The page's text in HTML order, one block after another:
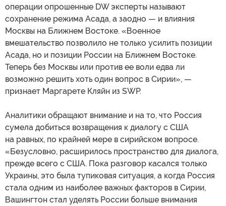
операции опрошенные DW эксперты называют
сохранение режима Асада, а заодно — и влияния
Москвы на Ближнем Востоке. «Военное
вмешательство позволило не только усилить позиции
Асада, но и позиции России на Ближнем Востоке.
Теперь без Москвы или против ее воли едва ли
возможно решить хоть один вопрос в Сирии», —
признает Маргарете Кляйн из SWP.
Аналитики обращают внимание и на то, что Россия
сумела добиться возвращения к диалогу с США
на равных, по крайней мере в сирийском вопросе.
«Безусловно, расширилось пространство для диалога,
прежде всего с США. Пока разговор касался только
Украины, это была тупиковая ситуация, а когда Россия
стала одним из наиболее важных факторов в Сирии,
Вашингтон стал уделять России больше внимания